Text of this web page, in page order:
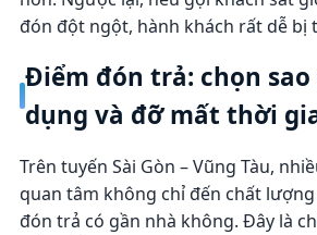
đón đột ngột, hành khách rất dễ bị
Điểm đón trả: chọn
dụng và đỡ mất thời
Trên tuyến Sài Gòn – Vũng Tàu,
quan tâm không chỉ đến chất
đón trả có gần nhà không. Đây là